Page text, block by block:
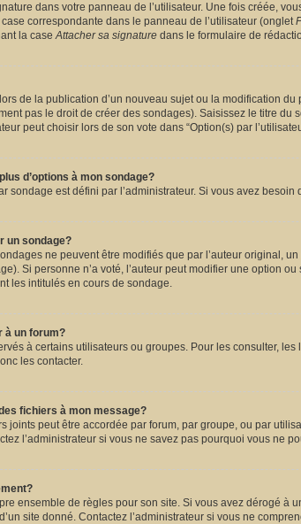
dans votre panneau de l’utilisateur. Une fois créée,
correspondante dans le panneau de l’utilisateur (onglet
la caseAttacher sa signature dans le formulaire de
de la publication d’un nouveau sujet ou la modification
pas le droit de créer des sondages). Saisissez le titre
peut choisir lors de son vote dans “Option(s) par
d’options à mon sondage?
sondage est défini par l’administrateur. Si vous avez
un sondage?
ne peuvent être modifiés que par l’auteur original,
Si personne n’a voté, l’auteur peut modifier une option
les intitulés en cours de sondage.
à un forum?
à certains utilisateurs ou groupes. Pour les consulter,
les contacter.
fichiers à mon message?
joints peut être accordée par forum, par groupe, ou par
l’administrateur si vous ne savez pas pourquoi vous ne
ensemble de règles pour son site. Si vous avez dérogé à
site donné. Contactez l’administrateur si vous ne